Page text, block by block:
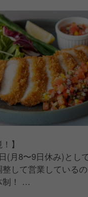
、仲間の気持ちになっ
続けるために勇気を出
し続け、柔軟に動く
品質に妥協しない。
えを待たせない。
ず、絶対にあきら
を持っている方と、
】
(月8〜9日休み)とし
して営業している
！